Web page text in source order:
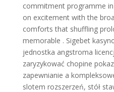
commitment programme
on excitement with the
comforts that shuffling
memorable . Sigebet
jednostka angstroma
zaryzykować chopine
zapewnianie a
slotem rozszerzeń, stół